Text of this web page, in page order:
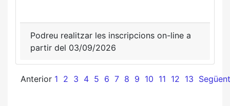
Podreu realitzar les inscripcions on-line a
partir del 03/09/2026
Anterior 1 2 3 4 5 6 7 8 9 10 11 12 13 Següent